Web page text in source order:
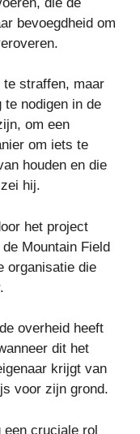
bevoegdheid om
te straffen, maar
te nodigen in de
om een
om iets te
houden en die
hij.
het project
Mountain Field
organisatie die
overheid heeft
dit het
krijgt van
voor zijn grond.
een cruciale rol